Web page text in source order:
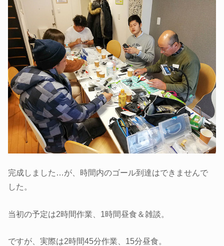
完成しました…が、時間内のゴール到達はできませんで
した。
当初の予定は2時間作業、1時間昼食＆雑談。
ですが、実際は2時間45分作業、15分昼食。